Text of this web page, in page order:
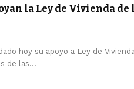
la Ley de Vivienda de
hoy su apoyo a Ley de
de las...